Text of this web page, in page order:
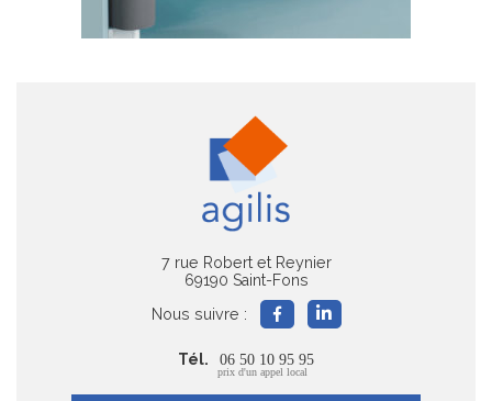
7 rue Robert et Reynier
69190 Saint-Fons
Nous suivre :
Tél. 06 50 10 95 95
prix d'un appel local